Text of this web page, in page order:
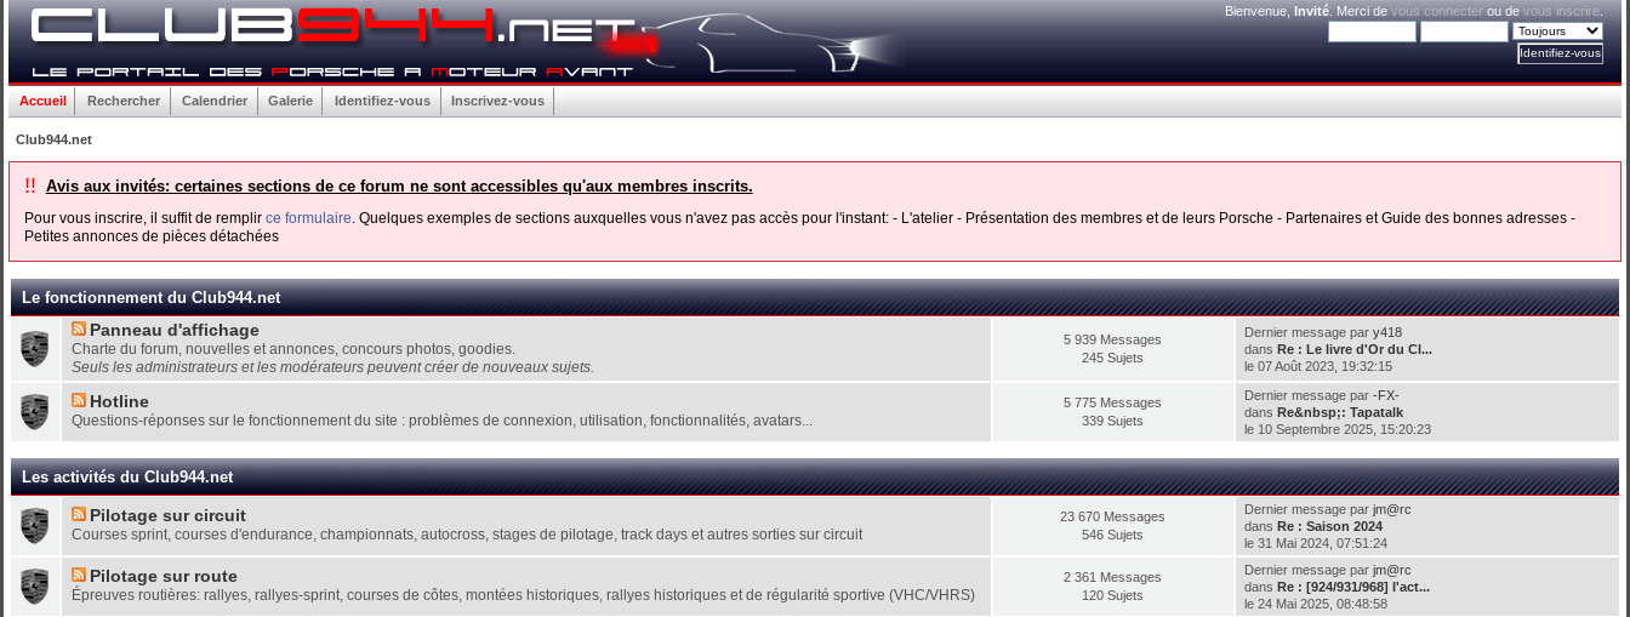
Bienvenue,Invité . Merci devous connecter ou devous inscrire
Accueil Rechercher Calendrier Galerie Identifiez-vous Inscrivez-vous
Club944.net
!! Avis aux invités: certaines sections de ce forum ne sont accessibles qu'aux membres inscrits.
Pour vous inscrire, il suffit de remplir ce formulaire. Quelques exemples de sections auxquelles vous n'avez pas accès pour l'instant: - L'atelier - Présentation des membres et de leurs Porsche - Partenaires et Guide des bonnes adresses -
Petites annonces de pièces détachées
Le fonctionnement du Club944.net
Panneau d'affichage
Charte du forum, nouvelles et annonces, concours photos, goodies.
Seuls les administrateurs et les modérateurs peuvent créer de nouveaux sujets.
5 939 Messages
245 Sujets
Dernier message pary418
dansRe : Le livre d'Or du Cl...
le 07 Août 2023, 19:32:15
Hotline
Questions-réponses sur le fonctionnement du site : problèmes de connexion, utilisation, fonctionnalités, avatars...
5 775 Messages
339 Sujets
Dernier message par-FX-
dansRe&nbsp;: Tapatalk
le 10 Septembre 2025, 15:20:23
Les activités du Club944.net
Pilotage sur circuit
Courses sprint, courses d'endurance, championnats, autocross, stages de pilotage, track days et autres sorties sur circuit
23 670 Messages
546 Sujets
Dernier message parjm@rc
dansRe : Saison 2024
le 31 Mai 2024, 07:51:24
Pilotage sur route
Épreuves routières: rallyes, rallyes-sprint, courses de côtes, montées historiques, rallyes historiques et de régularité sportive (VHC/VHRS)
2 361 Messages
120 Sujets
Dernier message parjm@rc
dansRe : [924/931/968] l'act...
le 24 Mai 2025, 08:48:58